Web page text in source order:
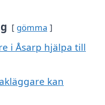
gömma
i Åsarp hjälpa till
kan